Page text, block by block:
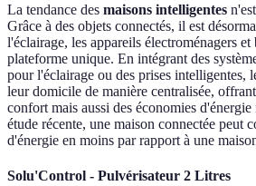
La tendance des maisons intelligentes
Grâce à des objets connectés, il est
l'éclairage, les appareils électroménagers
plateforme unique. En intégrant des
pour l'éclairage ou des prises intelligentes,
leur domicile de manière centralisée,
confort mais aussi des économies
étude récente, une maison connectée peut
d'énergie en moins par rapport à une
Solu'Control - Pulvérisateur 2 Litres